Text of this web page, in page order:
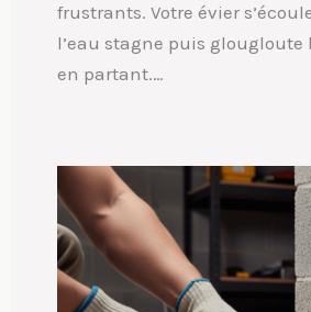
frustrants. Votre évier
l’eau stagne puis
en partant.…